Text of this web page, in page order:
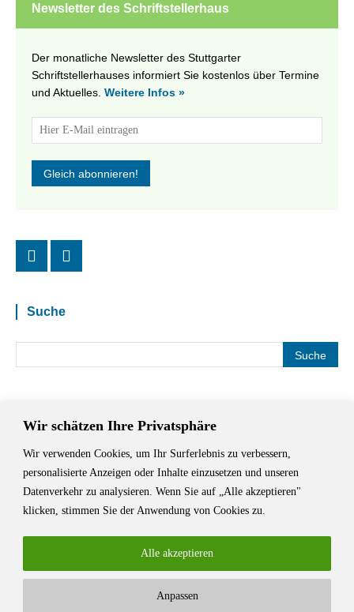
Wir schätzen Ihre Privatsphäre
Wir verwenden Cookies, um Ihr Surferlebnis zu verbessern,
personalisierte Anzeigen oder Inhalte einzusetzen und unseren
Datenverkehr zu analysieren. Wenn Sie auf „Alle akzeptieren"
klicken, stimmen Sie der Anwendung von Cookies zu.
Anpassen
Alle akzeptieren
Newsletter des Schriftstellerhaus
Der monatliche Newsletter des Stuttgarter
Schriftstellerhauses informiert Sie kostenlos über Termine
und Aktuelles. Weitere Infos »
Suche
Das Schriftstellerhaus ist ein beliebter Treffpunkt für Autorinnen und
Autoren aus Stuttgart und der Region sowie ein Veranstaltungsort für
Lesungen, Tagungen und Schreibwerkstätten.